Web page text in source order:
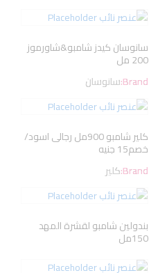
سانوسان كيدز شامبو&شاورموز
200 مل
Brand:سانوسان
كلير شامبو 900مل رجالى اسود/
خصم15 جنيه
Brand:كلير
بندولين شامبو لقشرة المهد
150مل